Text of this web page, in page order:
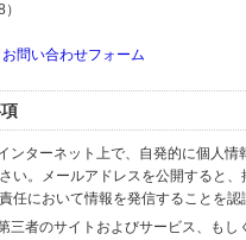
問い合わせフォーム
ターネット上で、自発的に個人
い。メールアドレスを公開すると
において情報を発信することを認
者のサイトおよびサービス、も